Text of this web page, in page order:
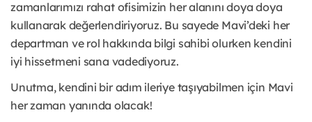
zamanlarımızı rahat ofisimizin her alanını doya doya
kullanarak değerlendiriyoruz. Bu sayede Mavi’deki her
departman ve rol hakkında bilgi sahibi olurken kendini
iyi hissetmeni sana vadediyoruz.
Unutma, kendini bir adım ileriye taşıyabilmen için Mavi
her zaman yanında olacak!